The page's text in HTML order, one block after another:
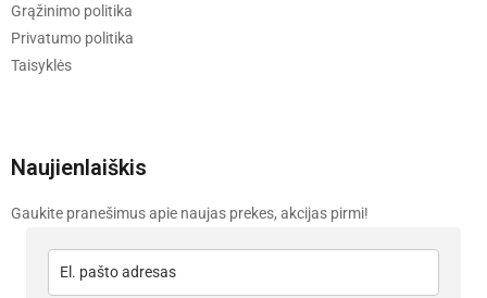
Grąžinimo politika
Privatumo politika
Taisyklės
Naujienlaiškis
Gaukite pranešimus apie naujas prekes, akcijas pirmi!